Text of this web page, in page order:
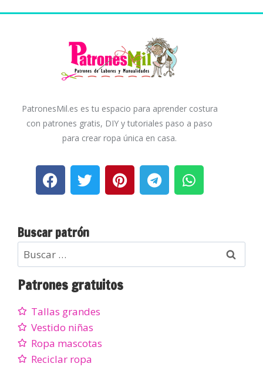
PatronesMil.es es tu espacio para aprender costura
con patrones gratis, DIY y tutoriales paso a paso
para crear ropa única en casa.
Buscar patrón
Patrones gratuitos
Tallas grandes
Vestido niñas
Ropa mascotas
Reciclar ropa